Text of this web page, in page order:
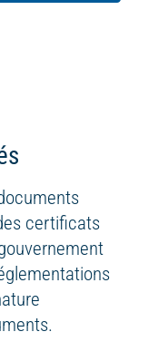
certificats